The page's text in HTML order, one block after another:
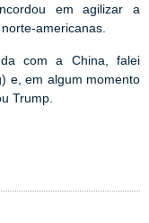
em agilizar a
americanas.
com a China, falei
e, em algum momento
Trump.